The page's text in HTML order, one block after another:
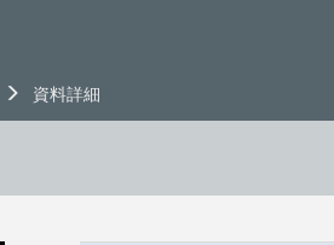
資料詳細